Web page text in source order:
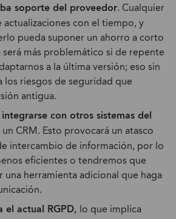
soporte del proveedor. Cualquier
actualizaciones con el tiempo, y
pueda suponer un ahorro a corto
será más problemático si de repente
a la última versión; eso sin
los riesgos de seguridad que
antigua.
con otros sistemas del
CRM. Esto provocará un atasco
intercambio de información, por lo
eficientes o tendremos que
una herramienta adicional que haga
el actual RGPD, lo que implica